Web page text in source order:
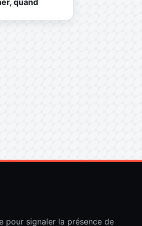
pour signaler la présence de